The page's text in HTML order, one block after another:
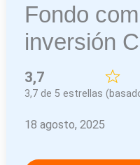
Fondo
inversión
3,7
3,7 de 5 estrellas
18 agosto, 2025